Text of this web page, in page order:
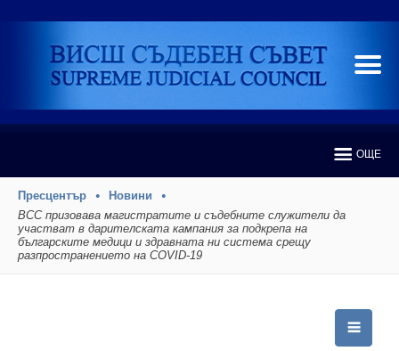
ОЩЕ
Пресцентър
Новини
ВСС призовава магистратите и съдебните служители да
участват в дарителската кампания за подкрепа на
българските медици и здравната ни система срещу
разпространението на COVID-19